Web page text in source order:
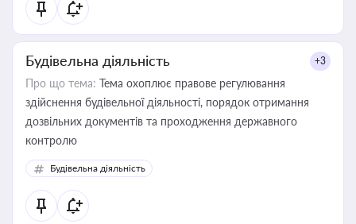
Будівельна діяльність +3
Про що тема: Тема охоплює правове регулювання
здійснення будівельної діяльності, порядок отримання
дозвільних документів та проходження державного
контролю
Будівельна діяльність